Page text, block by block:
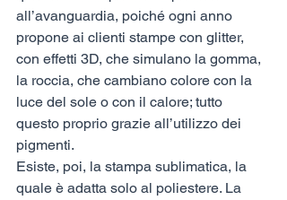
all’avanguardia, poiché ogni anno
propone ai clienti stampe con glitter,
con effetti 3D, che simulano la gomma,
la roccia, che cambiano colore con la
luce del sole o con il calore; tutto
questo proprio grazie all’utilizzo dei
pigmenti.
Esiste, poi, la stampa sublimatica, la
quale è adatta solo al poliestere. La